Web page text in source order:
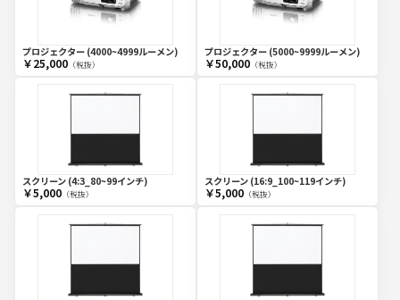
プロジェクター (4000~4999ルーメン)
￥25,000（税抜）
プロジェクター (5000~9999ルーメン)
￥50,000（税抜）
スクリーン (4:3_80~99インチ)
￥5,000（税抜）
スクリーン (16:9_100~119インチ)
￥5,000（税抜）